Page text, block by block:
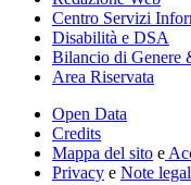
Centro Servizi
Disabilità e DSA
Bilancio di Genere
Area Riservata
Open Data
Credits
Mappa del sito e
Privacy e Note